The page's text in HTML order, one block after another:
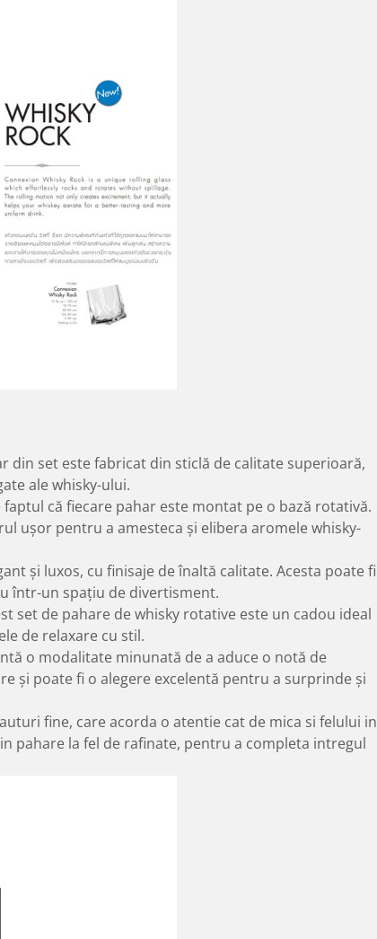
din set este fabricat din sticlă de calitate superioară,
ale whisky-ului.
că fiecare pahar este montat pe o bază rotativă.
ușor pentru a amesteca și elibera aromele whisky-
și luxos, cu finisaje de înaltă calitate. Acesta poate fi
într-un spațiu de divertisment.
set de pahare de whisky rotative este un cadou ideal
de relaxare cu stil.
o modalitate minunată de a aduce o notă de
și poate fi o alegere excelentă pentru a surprinde și
fine, care acorda o atentie cat de mica si felului in
pahare la fel de rafinate, pentru a completa intregul